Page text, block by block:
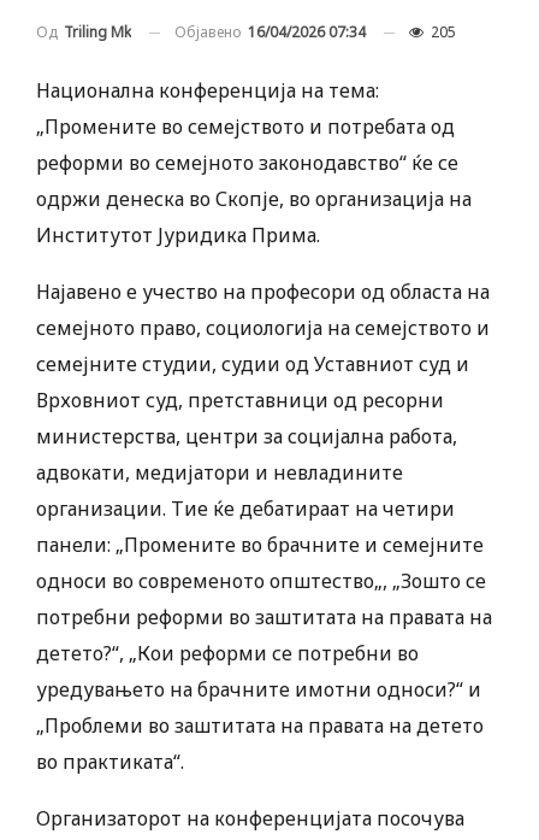
Од Triling Mk Објавено 16/04/2026 07:34 205
Национална конференција на тема:
„Промените во семејството и потребата од
реформи во семејното законодавство“ ќе се
одржи денеска во Скопје, во организација на
Институтот Јуридика Прима.
Најавено е учество на професори од областа на
семејното право, социологија на семејството и
семејните студии, судии од Уставниот суд и
Врховниот суд, претставници од ресорни
министерства, центри за социјална работа,
адвокати, медијатори и невладините
организации. Тие ќе дебатираат на четири
панели: „Промените во брачните и семејните
односи во современото општество„, „Зошто се
потребни реформи во заштитата на правата на
детето?“, „Кои реформи се потребни во
уредувањето на брачните имотни односи?“ и
„Проблеми во заштитата на правата на детето
во практиката“.
Организаторот на конференцијата посочува